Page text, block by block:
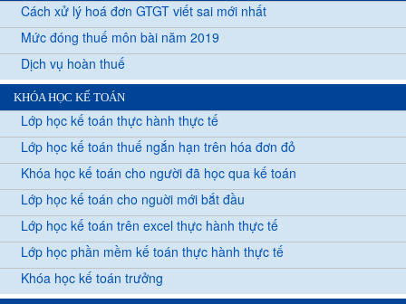
Cách xử lý hoá đơn GTGT viết sai mới nhất
Mức đóng thuế môn bài năm 2019
Dịch vụ hoàn thuế
KHÓA HỌC KẾ TOÁN
Lớp học kế toán thực hành thực tế
Lớp học kế toán thuế ngắn hạn trên hóa đơn đỏ
Khóa học kế toán cho người đã học qua kế toán
Lớp học kế toán cho nguời mới bắt đầu
Lớp học kế toán trên excel thực hành thực tế
Lớp học phần mềm kế toán thực hành thực tế
Khóa học kế toán trưởng